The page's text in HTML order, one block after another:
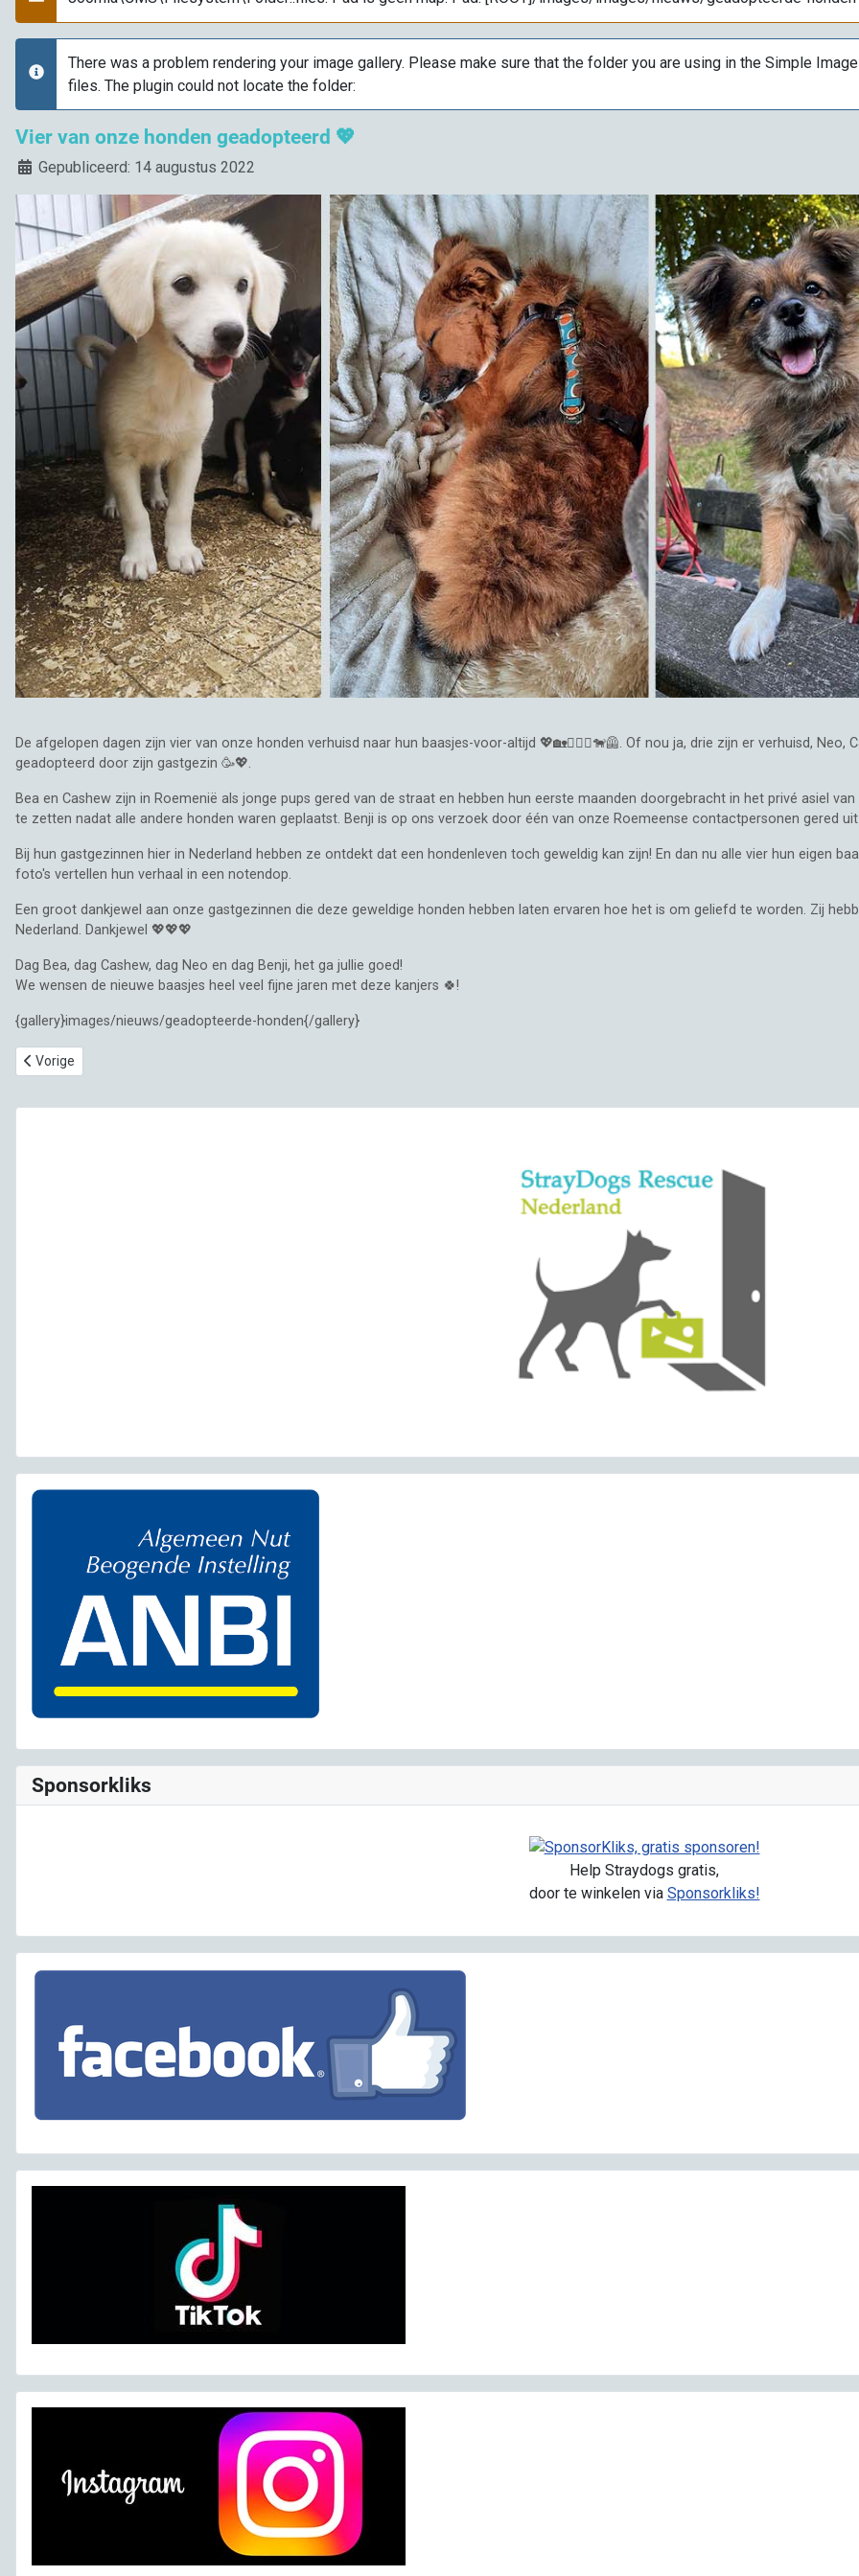
Waarschuwing
info
There was a problem rendering your image gallery. Please make sure that the folder you are using in the Simple
files. The plugin could not locate the folder:
Vier van onze honden geadopteerd 💖
DetailsGepubliceerd: 14 augustus 2022
De afgelopen dagen zijn vier van onze honden verhuisd naar hun baasjes-voor-altijd 💖🏡🧍🏼‍♂️🐕‍🦺. Of nou ja, drie zijn er verhuisd, Neo,
geadopteerd door zijn gastgezin 🥳💖.
Bea en Cashew zijn in Roemenië als jonge pups gered van de straat en hebben hun eerste maanden doorgebracht in het privé asiel
te zetten nadat alle andere honden waren geplaatst. Benji is op ons verzoek door één van onze Roemeense contactpersonen gered
Bij hun gastgezinnen hier in Nederland hebben ze ontdekt dat een hondenleven toch geweldig kan zijn! En dan nu alle vier hun eigen
foto's vertellen hun verhaal in een notendop.
Een groot dankjewel aan onze gastgezinnen die deze geweldige honden hebben laten ervaren hoe het is om geliefd te worden. Zij
Nederland. Dankjewel 💖💖💖
Dag Bea, dag Cashew, dag Neo en dag Benji, het ga jullie goed!
We wensen de nieuwe baasjes heel veel fijne jaren met deze kanjers 🍀!
{gallery}images/nieuws/geadopteerde-honden{/gallery}
Vorig artikel: Baasje (m/v) gezocht 🏡🧍🏼‍♂️ voor klein hondje Cico 🥰
Vorige
Sponsorkliks
Help Straydogs gratis,
door te winkelen via Sponsorkliks!